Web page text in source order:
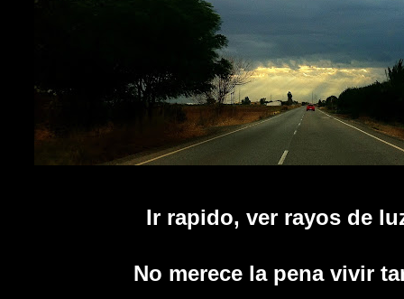
Ir rapido, ver rayos de
No merece la pena vivir